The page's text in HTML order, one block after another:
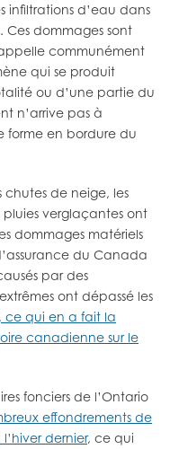
infiltrations d’eau dans
Ces dommages sont
communément
qui se produit
ou d’une partie du
n’arrive pas à
forme en bordure du
chutes de neige, les
verglaçantes ont
dommages matériels
du Canada
par des
ont dépassé les
ce qui en a fait la
canadienne sur le
fonciers de l’Ontario
effondrements de
dernier, ce qui